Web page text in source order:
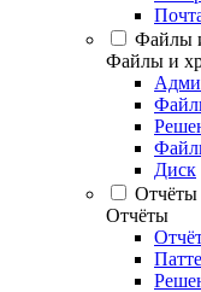
Файлы
Файлы и
Диск
Отчёты
Отчёты